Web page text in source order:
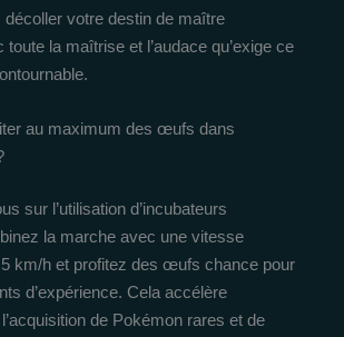
décoller votre destin de maître
la maîtrise et l’audace qu’exige ce
au maximum des œufs dans
sur l’utilisation d’incubateurs
la marche avec une vitesse
km/h et profitez des œufs chance pour
d’expérience. Cela accélère
de Pokémon rares et de